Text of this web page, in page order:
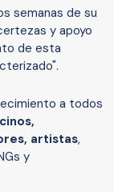
semanas de su
y apoyo
de esta
a todos
artistas,
y